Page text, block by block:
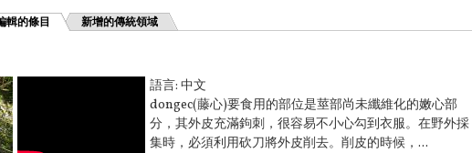
輯的條目 新增的傳統領域
語言: 中文
dongec(藤心)要食用的部位是莖部尚未纖維化的嫩心部
分，其外皮充滿鉤刺，很容易不小心勾到衣服。在野外採
集時，必須利用砍刀將外皮削去。削皮的時候，...